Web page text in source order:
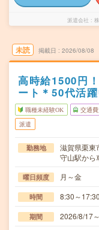
派遣会社
未読 掲載日 2026/08/08
高時給1500円
ート＊50代活
職種未経験OK 交通
派遣
勤務地
滋賀県栗東
守山駅から
曜日頻度 月～金
時間 8:30～17:30
期間 2026/8/17